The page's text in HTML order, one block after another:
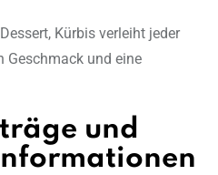
Kürbis verleiht jeder
Geschmack und eine
und